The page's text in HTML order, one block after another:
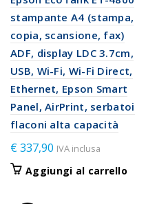
stampante A4 (stampa,
copia, scansione, fax)
ADF, display LDC 3.7cm,
USB, Wi-Fi, Wi-Fi Direct,
Ethernet, Epson Smart
Panel, AirPrint, serbatoi
flaconi alta capacità
€337,90 IVA inclusa
Aggiungi al carrello